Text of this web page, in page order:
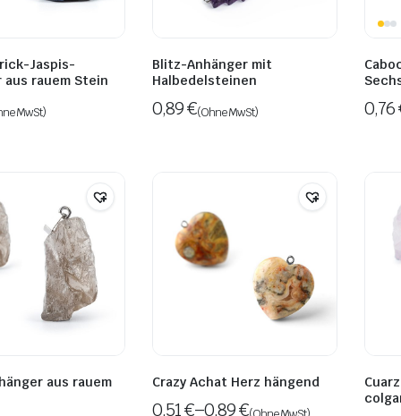
Jaspis-
aus rauem Stein
MwSt)
Blitz-Anhänger mit
Halbedelsteinen
0,89€(Ohne MwSt) 0,76
aus rauem Crazy Achat Herz hängend
0,51€–0,89€